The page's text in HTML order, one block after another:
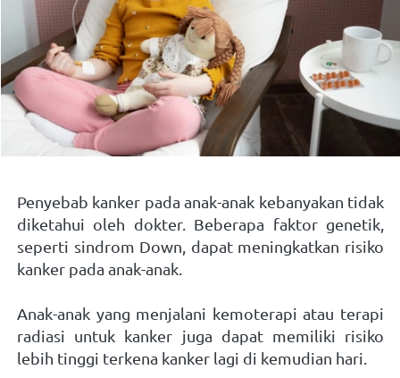
Penyebab kanker pada anak-anak kebanyakan tidak
diketahui oleh dokter. Beberapa faktor genetik,
seperti sindrom Down, dapat meningkatkan risiko
kanker pada anak-anak.
Anak-anak yang menjalani kemoterapi atau terapi
radiasi untuk kanker juga dapat memiliki risiko
lebih tinggi terkena kanker lagi di kemudian hari.